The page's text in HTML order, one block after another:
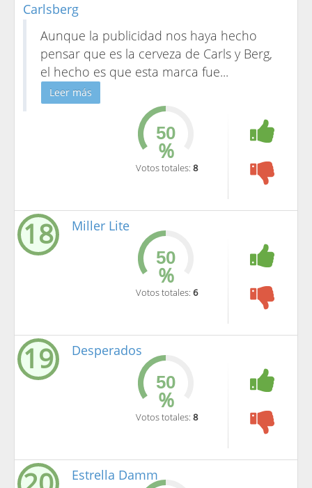
Carlsberg
Aunque la publicidad nos haya hecho
pensar que es la cerveza de Carls y Berg,
el hecho es que esta marca fue...
Leer más
%
Votos totales: 8
18 Miller Lite
%
Votos totales: 6
19 Desperados
%
Votos totales: 8
Estrella Damm